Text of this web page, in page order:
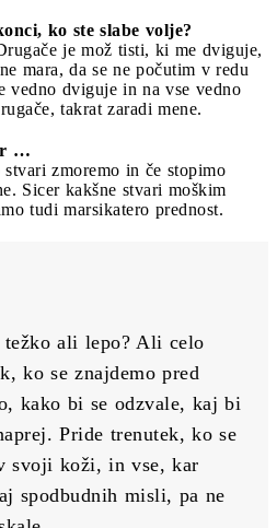
ko ste slabe volje?
je mož tisti, ki me dviguje,
mara, da se ne počutim v redu
vedno dviguje in na vse vedno
takrat zaradi mene.
…
zmoremo in če stopimo
Sicer kakšne stvari moškim
tudi marsikatero prednost.
težko ali lepo? Ali celo
ko se znajdemo pred
kako bi se odzvale, kaj bi
Pride trenutek, ko se
svoji koži, in vse, kar
spodbudnih misli, pa ne